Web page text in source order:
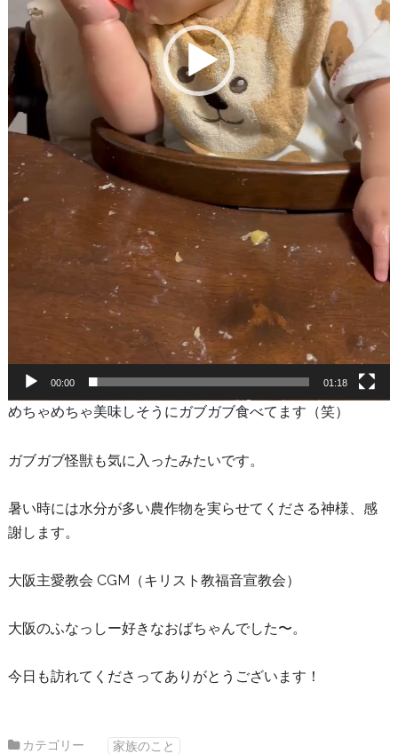
00:00 01:18
めちゃめちゃ美味しそうにガブガブ食べてます（笑）
ガブガブ怪獣も気に入ったみたいです。
暑い時には水分が多い農作物を実らせてくださる神様、感
謝します。
大阪主愛教会 CGM（キリスト教福音宣教会）
大阪のふなっしー好きなおばちゃんでした〜。
今日も訪れてくださってありがとうございます！
カテゴリー 家族のこと